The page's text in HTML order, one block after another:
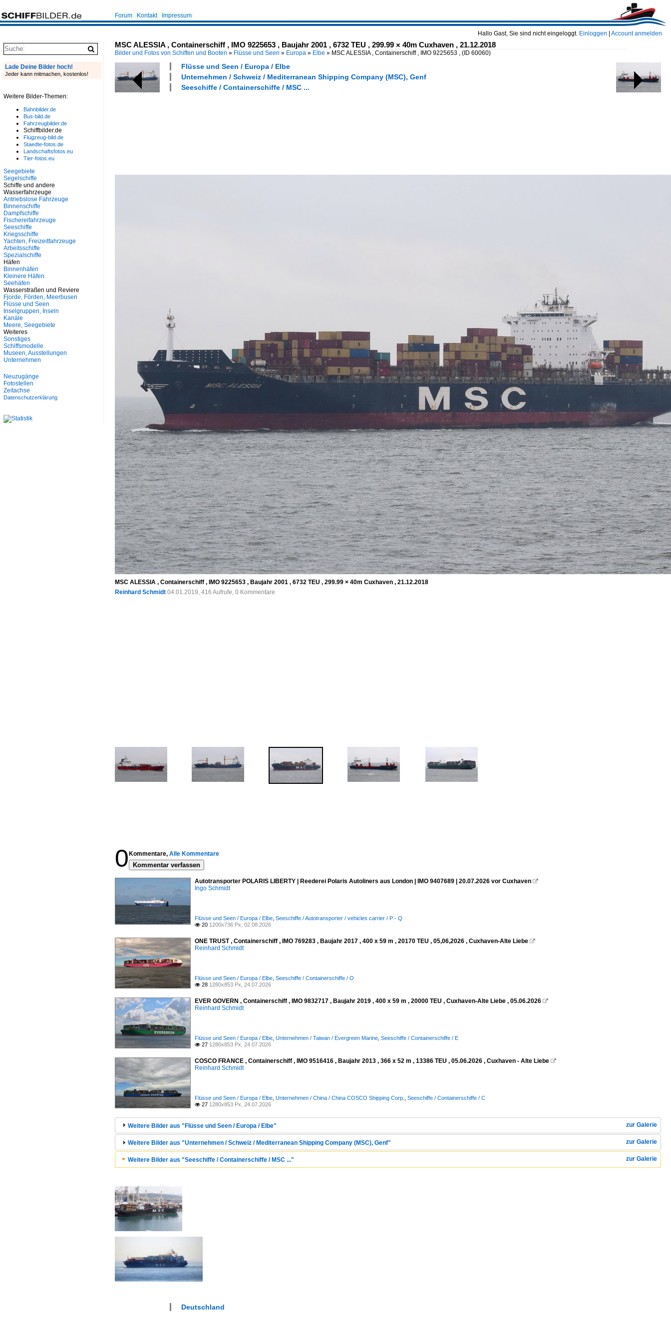
Hallo Gast, Sie sind nicht eingeloggt. Einloggen Account anmelden
Forum Kontakt Impressum
MSC ALESSIA , Containerschiff , IMO 9225653 , Baujahr 2001 , 6732 TEU , 299.99 × 40m Cuxhaven , 21.12.2018
Bilder und Fotos von Schiffen und Booten » Flüsse und Seen » Europa » Elbe » MSC ALESSIA , Containerschiff , IMO 9225653 , (ID 60060)
Flüsse und Seen / Europa / Elbe
Unternehmen / Schweiz / Mediterranean Shipping Company (MSC), Genf
Seeschiffe / Containerschiffe / MSC ...
MSC ALESSIA , Containerschiff , IMO 9225653 , Baujahr 2001 , 6732 TEU , 299.99 × 40m Cuxhaven , 21.12.2018
Reinhard Schmidt 04.01.2019, 416 Aufrufe, 0 Kommentare
0 Kommentare, Alle Kommentare
Kommentar verfassen
Autotransporter POLARIS LIBERTY | Reederei Polaris Autoliners aus London | IMO 9407689 | 20.07.2026 vor Cuxhaven 
Ingo Schmidt
Flüsse und Seen / Europa / Elbe Seeschiffe / Autotransporter / vehicles carrier / P - Q
 20 1200x736 Px, 02.08.2026
ONE TRUST , Containerschiff , IMO 769283 , Baujahr 2017 , 400 x 59 m , 20170 TEU , 05,06,2026 , Cuxhaven-Alte Liebe 
Reinhard Schmidt
Flüsse und Seen / Europa / Elbe Seeschiffe / Containerschiffe / O
 28 1280x853 Px, 24.07.2026
EVER GOVERN , Containerschiff , IMO 9832717 , Baujahr 2019 , 400 x 59 m , 20000 TEU , Cuxhaven-Alte Liebe , 05.06.2026 
Reinhard Schmidt
Flüsse und Seen / Europa / Elbe Unternehmen / Taiwan / Evergreen Marine Seeschiffe / Containerschiffe / E
 27 1280x853 Px, 24.07.2026
COSCO FRANCE , Containerschiff , IMO 9516416 , Baujahr 2013 , 366 x 52 m , 13386 TEU , 05.06.2026 , Cuxhaven - Alte Liebe 
Reinhard Schmidt
Flüsse und Seen / Europa / Elbe Unternehmen / China / China COSCO Shipping Corp. Seeschiffe / Containerschiffe / C
 27 1280x853 Px, 24.07.2026
zur Galerie
Weitere Bilder aus "Flüsse und Seen / Europa / Elbe"
zur Galerie
Weitere Bilder aus "Unternehmen / Schweiz / Mediterranean Shipping Company (MSC), Genf"
zur Galerie
Weitere Bilder aus "Seeschiffe / Containerschiffe / MSC ..."
Deutschland
Lade Deine Bilder hoch!
Jeder kann mitmachen, kostenlos!
Weitere Bilder-Themen:
Bahnbilder.de
Bus-bild.de
Fahrzeugbilder.de
Schiffbilder.de
Flugzeug-bild.de
Staedte-fotos.de
Landschaftsfotos.eu
Tier-fotos.eu
Seegebiete
Segelschiffe
Schiffe und andere
Wasserfahrzeuge
Antriebslose Fahrzeuge
Binnenschiffe
Dampfschiffe
Fischereifahrzeuge
Seeschiffe
Kriegsschiffe
Yachten, Freizeitfahrzeuge
Arbeitsschiffe
Spezialschiffe
Häfen
Binnenhäfen
Kleinere Häfen
Seehäfen
Wasserstraßen und Reviere
Fjorde, Förden, Meerbusen
Flüsse und Seen
Inselgruppen, Inseln
Kanäle
Meere, Seegebiete
Weiteres
Sonstiges
Schiffsmodelle
Museen, Ausstellungen
Unternehmen
Neuzugänge
Fotostellen
Zeitachse
Datenschutzerklärung